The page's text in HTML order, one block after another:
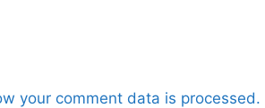
your comment data is processed.